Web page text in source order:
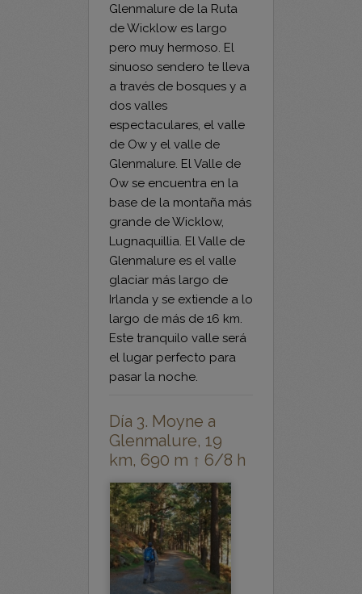
pero muy hermoso. El
sinuoso sendero te lleva
a través de bosques y a
dos valles
espectaculares, el valle
de Ow y el valle de
Glenmalure. El Valle de
Ow se encuentra en la
base de la montaña más
grande de Wicklow,
Lugnaquillia. El Valle de
Glenmalure es el valle
glaciar más largo de
Irlanda y se extiende a lo
largo de más de 16 km.
Este tranquilo valle será
el lugar perfecto para
pasar la noche.
Día 3. Moyne a
km, 690 m ↑ 6/8 h
El trayecto de Moyne a